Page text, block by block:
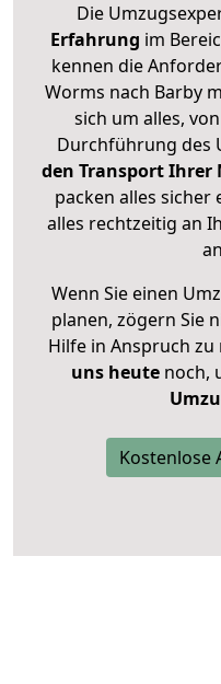
Die
Erfahrung im
kennen die
Worms nach Barby
sich um alles,
Durchführung des
den Transport Ihrer
packen alles sicher
alles rechtzeitig an
Wenn Sie einen
planen, zögern Sie
Hilfe in Anspruch zu
uns heutenoch,
Kostenlose